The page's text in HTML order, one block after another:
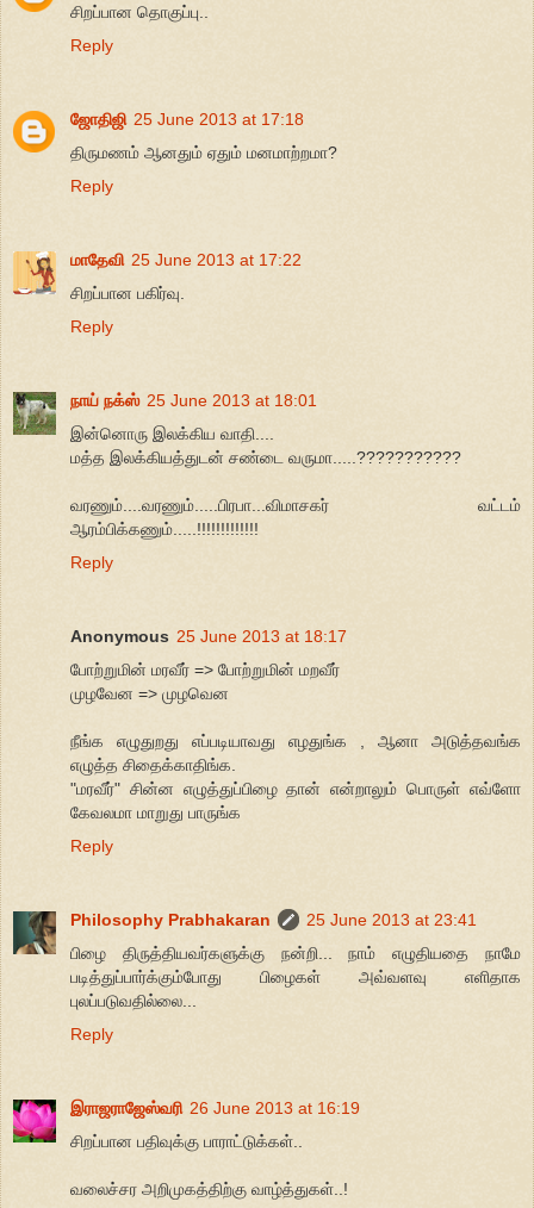
சிறப்பான தொகுப்பு..
Reply
ஜோதிஜி 25 June 2013 at 17:18
திருமணம் ஆனதும் ஏதும் மனமாற்றமா?
Reply
மாதேவி 25 June 2013 at 17:22
சிறப்பான பகிர்வு.
Reply
நாய் நக்ஸ் 25 June 2013 at 18:01
இன்னொரு இலக்கிய வாதி....
மத்த இலக்கியத்துடன் சண்டை வருமா.....???????????
வரணும்....வரணும்.....பிரபா...விமாசகர் வட்டம்
ஆரம்பிக்கணும்.....!!!!!!!!!!!!!
Reply
Anonymous 25 June 2013 at 18:17
போற்றுமின் மரவீர் => போற்றுமின் மறவீர்
முழவேன => முழவென
நீங்க எழுதுறது எப்படியாவது எழதுங்க , ஆனா அடுத்தவங்க
எழுத்த சிதைக்காதிங்க.
"மரவீர்" சின்ன எழுத்துப்பிழை தான் என்றாலும் பொருள் எவ்ளோ
கேவலமா மாறுது பாருங்க
Reply
Philosophy Prabhakaran
25 June 2013 at 23:41
பிழை திருத்தியவர்களுக்கு நன்றி... நாம் எழுதியதை நாமே
படித்துப்பார்க்கும்போது பிழைகள் அவ்வளவு எளிதாக
புலப்படுவதில்லை...
Reply
இராஜராஜேஸ்வரி 26 June 2013 at 16:19
சிறப்பான பதிவுக்கு பாராட்டுக்கள்..
வலைச்சர அறிமுகத்திற்கு வாழ்த்துகள்..!